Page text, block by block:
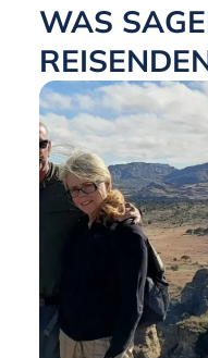
WAS